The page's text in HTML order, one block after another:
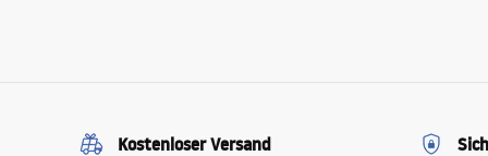
Kostenloser Versand